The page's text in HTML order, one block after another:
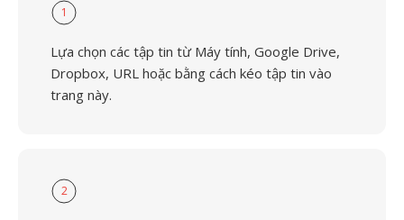
1
Lựa chọn các tập tin từ Máy tính, Google Drive,
Dropbox, URL hoặc bằng cách kéo tập tin vào
trang này.
2